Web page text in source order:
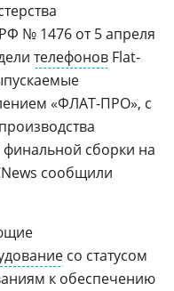
№ 1476 от 5 апреля
телефонов Flat-
«ФЛАТ-ПРО», с
сборки на
сообщили
со статусом
к обеспечению